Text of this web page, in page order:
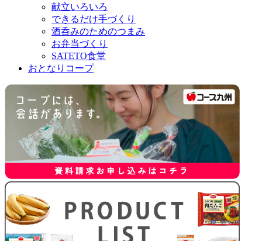
献立いろいろ
できるだけ手づくり
酒呑みのためのつまみ
お弁当づくり
SATETO食堂
おとなりコープ